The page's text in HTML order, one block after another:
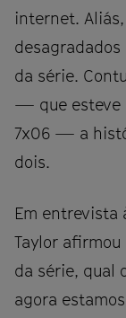
internet.
da série.
— que esteve
7x06 — a
dois.
Em entrevista
Taylor
da série, qual
agora